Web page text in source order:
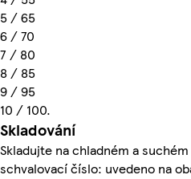
5 / 65
6 / 70
7 / 80
8 / 85
9 / 95
10 / 100.
Skladování
Skladujte na chladném a
schvalovací číslo: uvedeno na